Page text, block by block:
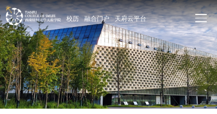
校历 融合门户 天府云平台